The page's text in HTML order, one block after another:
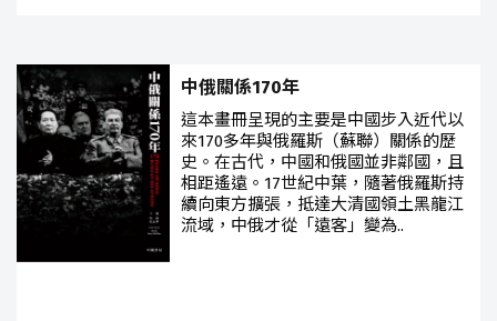
中俄關係170年
這本畫冊呈現的主要是中國步入近代以
來170多年與俄羅斯（蘇聯）關係的歷
史。在古代，中國和俄國並非鄰國，且
相距遙遠。17世紀中葉，隨著俄羅斯持
續向東方擴張，抵達大清國領土黑龍江
流域，中俄才從「遠客」變為..